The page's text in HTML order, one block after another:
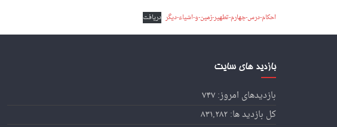
احکام-درس-چهارم-تطهیر-زمین-و-اشیاء-دیگر دریافت
بازدید های سایت
بازدیدهای امروز:۷۴۷
کل بازدید ها:۸۳۱,۲۸۲